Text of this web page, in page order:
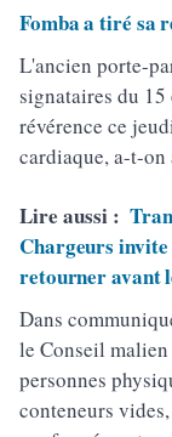
Fomba a tiré sa
L'ancien porte-
signataires du 15
révérence ce
cardiaque, a-t-
Lire aussi :
Chargeurs invite
retourner avant
Dans
le Conseil
personnes
conteneurs